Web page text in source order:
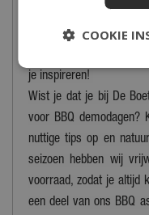
Big Green Egg. Zoek
accessoire? Dan zal je
je inspireren!
Wist je dat je bij De
voor BBQ demodagen?
nuttige tips op en
seizoen hebben wij
voorraad, zodat je altijd
een deel van ons BBQ
COOKIE